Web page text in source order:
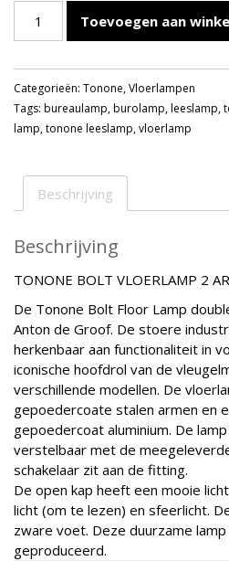
BOLT
2ARM
SUNNY
YELLOW
aantal
Toevoegen aan
Categorieën: Tonone,Vloerlampen
Tags: bureaulamp,burolamp,leeslamp,
lamp,tonone leeslamp,vloerlamp
Beschrijving
Beschrijving
TONONE BOLT VLOERLAMP 2
De Tonone Bolt Floor Lamp
Anton de Groof. De stoere
herkenbaar aan functionaliteit in
iconische hoofdrol van de
verschillende modellen. De
gepoedercoate stalen armen en
gepoedercoat aluminium. De
verstelbaar met de
schakelaar zit aan de fitting.
De open kap heeft een mooie
licht (om te lezen) en sfeerlicht.
zware voet. Deze duurzame
geproduceerd.